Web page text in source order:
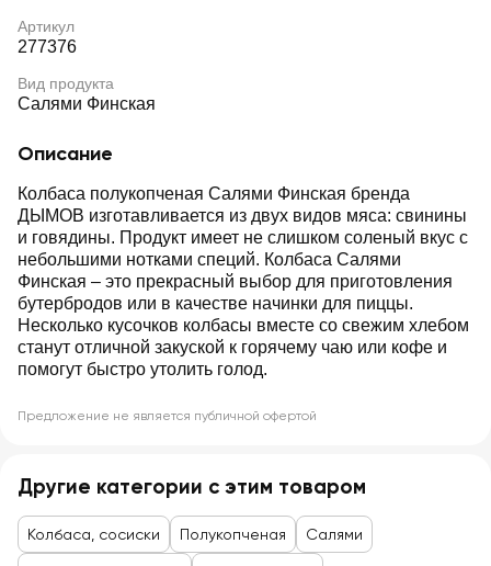
Артикул
277376
Вид продукта
Салями Финская
Описание
Колбаса полукопченая Салями Финская бренда
ДЫМОВ изготавливается из двух видов мяса: свинины
и говядины. Продукт имеет не слишком соленый вкус с
небольшими нотками специй. Колбаса Салями
Финская – это прекрасный выбор для приготовления
бутербродов или в качестве начинки для пиццы.
Несколько кусочков колбасы вместе со свежим хлебом
станут отличной закуской к горячему чаю или кофе и
помогут быстро утолить голод.
Предложение не является публичной офертой
Другие категории с этим товаром
Колбаса, сосиски Полукопченая Салями